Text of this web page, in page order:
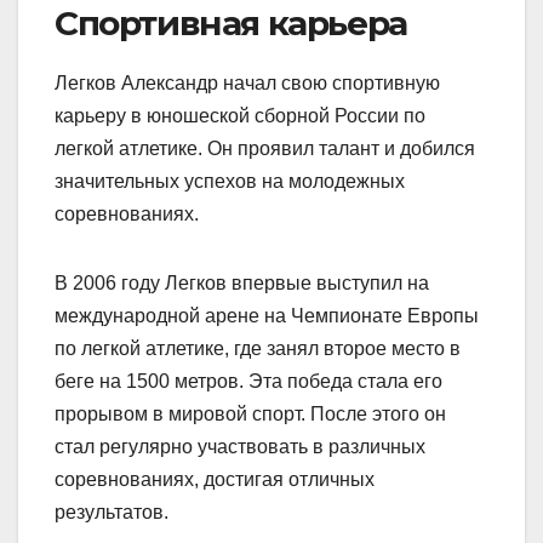
Спортивная карьера
Легков Александр начал свою спортивную
карьеру в юношеской сборной России по
легкой атлетике. Он проявил талант и добился
значительных успехов на молодежных
соревнованиях.
В 2006 году Легков впервые выступил на
международной арене на Чемпионате Европы
по легкой атлетике, где занял второе место в
беге на 1500 метров. Эта победа стала его
прорывом в мировой спорт. После этого он
стал регулярно участвовать в различных
соревнованиях, достигая отличных
результатов.